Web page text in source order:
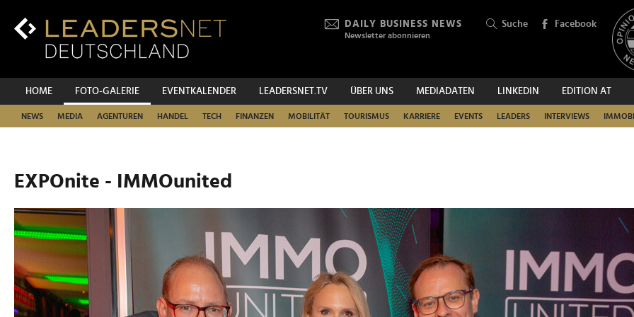
Inhalt
Hauptnavigation
DAILY BUSINESS NEWS
Newsletter abonnieren
Suche Facebook
HOME FOTO-GALERIE EVENTKALENDER LEADERSNET.TV ÜBER UNS MEDIADATEN LINKEDIN EDITION AT
NEWS MEDIA AGENTUREN HANDEL TECH FINANZEN MOBILITÄT TOURISMUS KARRIERE EVENTS LEADERS INTERVIEWS
SUCHEN
EXPOnite - IMMOunited